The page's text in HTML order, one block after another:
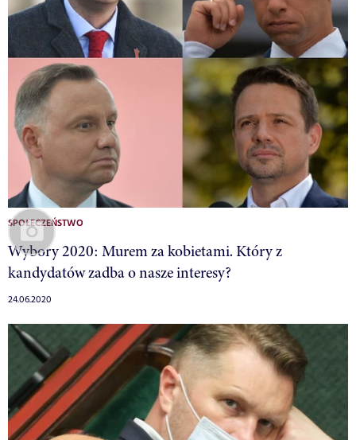
SPOŁECZEŃSTWO
Wybory 2020: Murem za kobietami. Który z
kandydatów zadba o nasze interesy?
24.06.2020